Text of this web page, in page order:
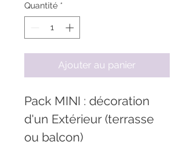
Quantité *
Ajouter au panier
Pack MINI : décoration
d'un Extérieur (terrasse
ou balcon)